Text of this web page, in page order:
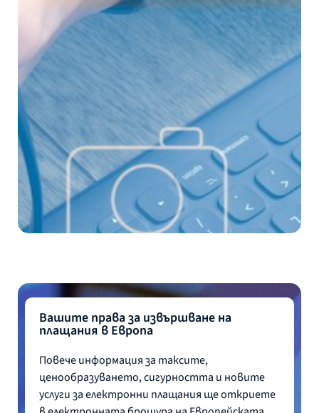
Вашите права за извършване на
плащания в Европа
Повече информация за таксите,
ценообразуването, сигурността и новите
услуги за електронни плащания ще откриете